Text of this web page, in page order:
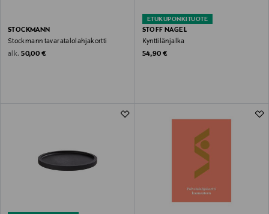
STOCKMANN
Stockmann tavaratalolahjakortti
alk. Original Price
50,00 €
ETUKUPONKITUOTE
STOFF NAGEL
Kynttilänjalka
Original Price
54,90 €